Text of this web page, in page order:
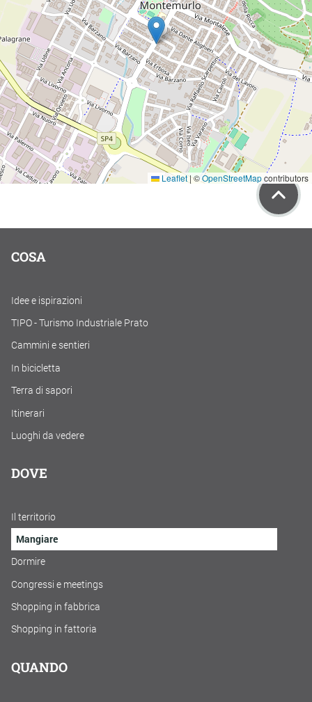
Leaflet|©OpenStreetMapcontributors
COSA
Idee e ispirazioni
TIPO - Turismo Industriale Prato
Cammini e sentieri
In bicicletta
Terra di sapori
Itinerari
Luoghi da vedere
DOVE
Il territorio
Mangiare
Dormire
Congressi e meetings
Shopping in fabbrica
Shopping in fattoria
QUANDO